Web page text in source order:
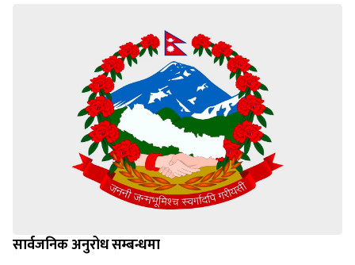
सार्वजनिक अनुरोध सम्बन्धमा